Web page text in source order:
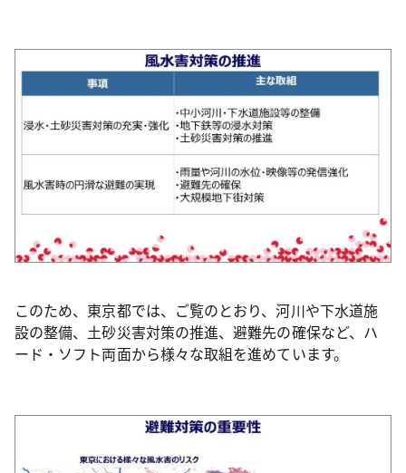
このため、東京都では、ご覧のとおり、河川や下水道施
設の整備、土砂災害対策の推進、避難先の確保など、ハ
ード・ソフト両面から様々な取組を進めています。